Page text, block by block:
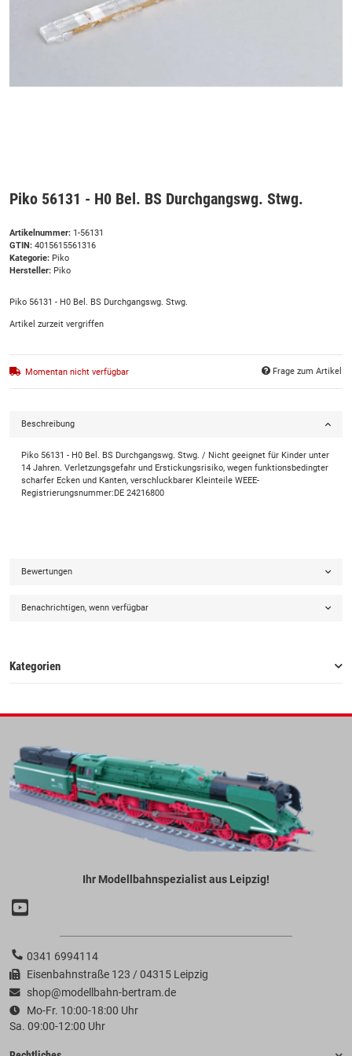
Piko 56131 - H0 Bel. BS Durchgangswg. Stwg.
Artikelnummer: 1-56131
GTIN: 4015615561316
Kategorie: Piko
Hersteller: Piko
Piko 56131 - H0 Bel. BS Durchgangswg. Stwg.
Artikel zurzeit vergriffen
Momentan nicht verfügbar Frage zum Artikel
Beschreibung
Piko 56131 - H0 Bel. BS Durchgangswg. Stwg. / Nicht geeignet für Kinder unter
14 Jahren. Verletzungsgefahr und Erstickungsrisiko, wegen funktionsbedingter
scharfer Ecken und Kanten, verschluckbarer Kleinteile WEEE-
Registrierungsnummer:DE 24216800
Bewertungen
Benachrichtigen, wenn verfügbar
Kategorien
Ihr Modellbahnspezialist aus Leipzig!
0341 6994114
Eisenbahnstraße 123 / 04315 Leipzig
shop@modellbahn-bertram.de
Mo-Fr. 10:00-18:00 Uhr
Sa. 09:00-12:00 Uhr